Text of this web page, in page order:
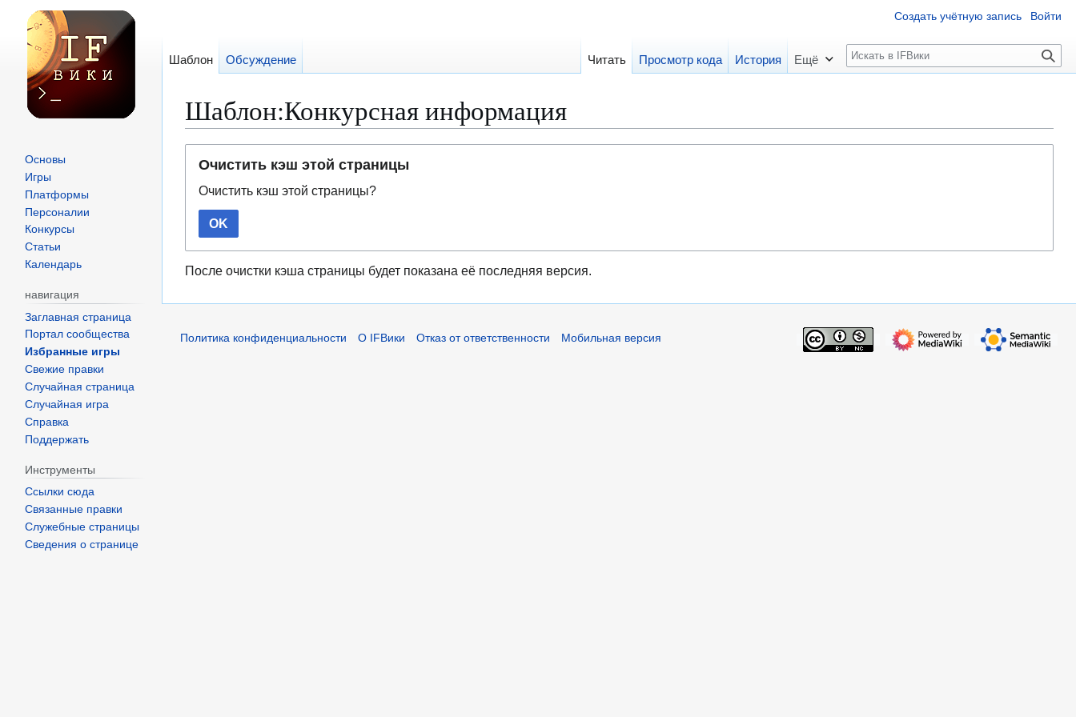
Шаблон:Конкурсная информация
навигации
поиску
Очистить кэш этой страницы
Очистить кэш этой страницы?
OK
После очистки кэша страницы будет показана её последняя версия.
Создать учётную запись Войти
Шаблон Обсуждение Читать Просмотр кода История Ещё
П
о
к
Основы
Игры
Платформы
Персоналии
Конкурсы
Статьи
Календарь
навигация
Заглавная страница
Портал сообщества
Избранные игры
Свежие правки
Случайная страница
Случайная игра
Справка
Поддержать
Инструменты
Ссылки сюда
Связанные правки
Служебные страницы
Сведения о странице
Политика конфиденциальности О IFВики Отказ от ответственности Мобильная версия